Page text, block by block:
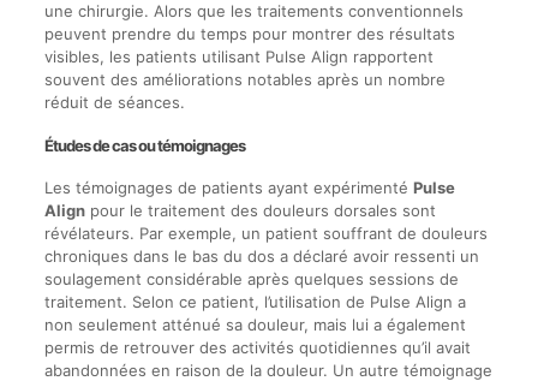
une chirurgie. Alors que les traitements conventionnels
peuvent prendre du temps pour montrer des résultats
visibles, les patients utilisant Pulse Align rapportent
souvent des améliorations notables après un nombre
réduit de séances.
Études de cas ou témoignages
Les témoignages de patients ayant expérimenté Pulse
Alignpour le traitement des douleurs dorsales sont
révélateurs. Par exemple, un patient souffrant de douleurs
chroniques dans le bas du dos a déclaré avoir ressenti un
soulagement considérable après quelques sessions de
traitement. Selon ce patient, l’utilisation de Pulse Align a
non seulement atténué sa douleur, mais lui a également
permis de retrouver des activités quotidiennes qu’il avait
abandonnées en raison de la douleur. Un autre témoignage